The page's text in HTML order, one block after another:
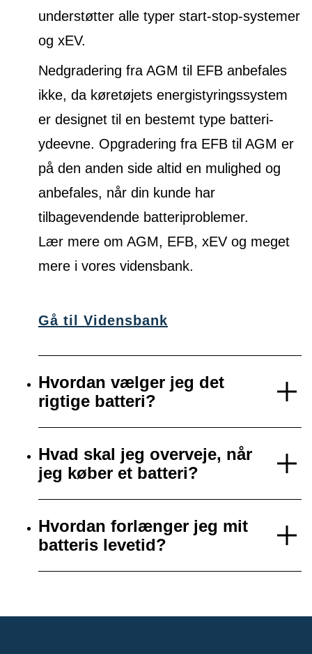
understøtter alle typer start-stop-systemer
og xEV.
Nedgradering fra AGM til EFB anbefales
ikke, da køretøjets energistyringssystem
er designet til en bestemt type batteri-
ydeevne. Opgradering fra EFB til AGM er
på den anden side altid en mulighed og
anbefales, når din kunde har
tilbagevendende batteriproblemer.
Lær mere om AGM, EFB, xEV og meget
mere i vores vidensbank.
Gå til Vidensbank
Hvordan vælger jeg det
rigtige batteri?
Hvad skal jeg overveje, når
jeg køber et batteri?
Hvordan forlænger jeg mit
batteris levetid?